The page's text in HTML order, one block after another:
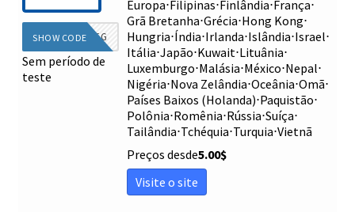
DIEG
SHOW CODE
Sem período de
teste
Europa⋅Filipinas⋅Finlândia⋅França⋅
Grã Bretanha⋅Grécia⋅Hong Kong⋅
Hungria⋅Índia⋅Irlanda⋅Islândia⋅Israel⋅
Itália⋅Japão⋅Kuwait⋅Lituânia⋅
Luxemburgo⋅Malásia⋅México⋅Nepal⋅
Nigéria⋅Nova Zelândia⋅Oceânia⋅Omã⋅
Países Baixos (Holanda)⋅Paquistão⋅
Polônia⋅Romênia⋅Rússia⋅Suíça⋅
Tailândia⋅Tchéquia⋅Turquia⋅Vietnã
Preços desde5.00$
Visite o site